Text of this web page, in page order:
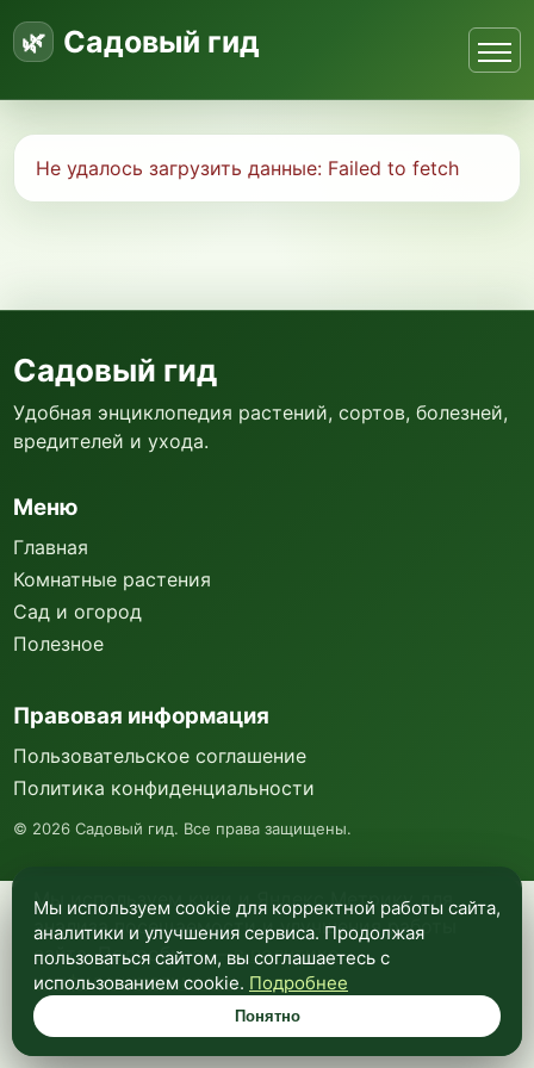
Садовый гид
Не удалось загрузить данные: Failed to fetch
Мы используем куки и Яндекс Метрику для
анализа посещаемости и улучшения работы
сайта. Подробнее —в политике
конфиденциальности.
Понятно
Садовый гид
Удобная энциклопедия растений, сортов, болезней,
вредителей и ухода.
Меню
Главная
Комнатные растения
Сад и огород
Полезное
Правовая информация
Пользовательское соглашение
Политика конфиденциальности
© 2026 Садовый гид. Все права защищены.
Мы используем cookie для корректной работы сайта,
аналитики и улучшения сервиса. Продолжая
пользоваться сайтом, вы соглашаетесь с
использованием cookie. Подробнее
Понятно